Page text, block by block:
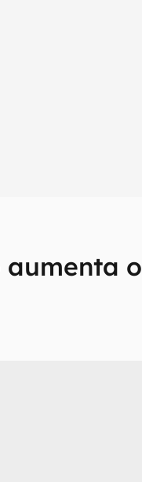
o
em primeira
Canaltech.